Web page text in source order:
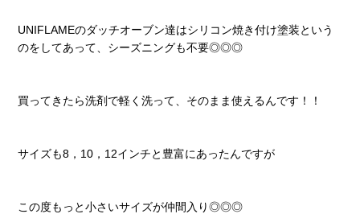
UNIFLAMEのダッチオーブン達はシリコン焼き付け塗装という
のをしてあって、シーズニングも不要◎◎◎
買ってきたら洗剤で軽く洗って、そのまま使えるんです！！
サイズも8， 10，12インチと豊富にあったんですが
この度もっと小さいサイズが仲間入り◎◎◎